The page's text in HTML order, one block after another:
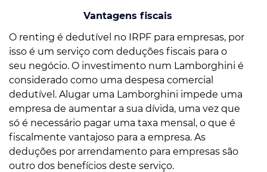
Vantagens fiscais
O renting é dedutível no IRPF para empresas, por
isso é um serviço com deduções fiscais para o
seu negócio. O investimento num Lamborghini é
considerado como uma despesa comercial
dedutível. Alugar uma Lamborghini impede uma
empresa de aumentar a sua dívida, uma vez que
só é necessário pagar uma taxa mensal, o que é
fiscalmente vantajoso para a empresa. As
deduções por arrendamento para empresas são
outro dos benefícios deste serviço.